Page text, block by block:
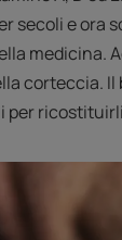
secoli e ora
medicina.
corteccia. Il
per